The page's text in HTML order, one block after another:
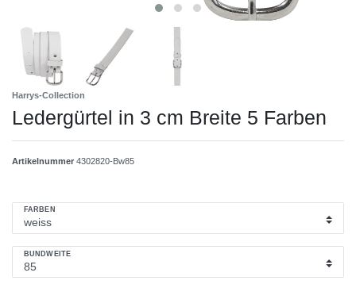
Harrys-Collection
Ledergürtel in 3 cm Breite 5 Farben
Artikelnummer 4302820-Bw85
FARBEN
BUNDWEITE